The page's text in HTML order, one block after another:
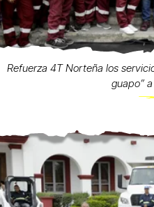
Refuerza 4T Norteña los
guapo”